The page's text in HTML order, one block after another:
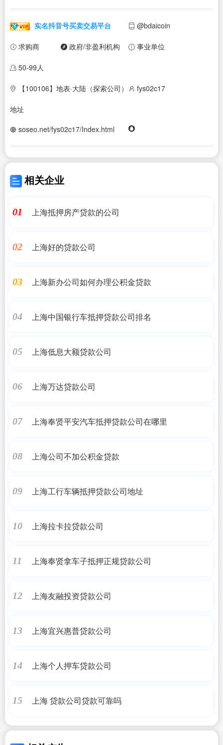
实名抖音号买卖交易平台 @bdaicoin
求购商 政府/非盈利机构 事业单位
50-99人
【100106】地表·大陆（探索公司）
地址
fys02c17
soseo.net/fys02c17/Index.html
相关企业
01 上海抵押房产贷款的公司
02 上海好的贷款公司
03 上海新办公司如何办理公积金贷款
04 上海中国银行车抵押贷款公司排名
05 上海低息大额贷款公司
06 上海万达贷款公司
07 上海奉贤平安汽车抵押贷款公司在哪里
08 上海公司不加公积金贷款
09 上海工行车辆抵押贷款公司地址
10 上海拉卡拉贷款公司
11 上海奉贤拿车子抵押正规贷款公司
12 上海友融投资贷款公司
13 上海宜兴惠普贷款公司
14 上海个人押车贷款公司
15 上海 贷款公司贷款可靠吗